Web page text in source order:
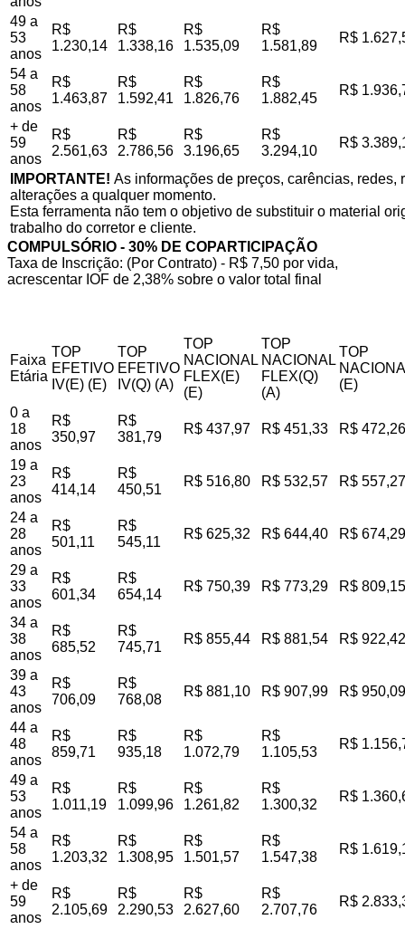
49 a
53
anos
R$
1.230,14
R$
1.338,16
R$
1.535,09
R$
1.581,89
R$
54 a
58
anos
R$
1.463,87
R$
1.592,41
R$
1.826,76
R$
1.882,45
R$
+ de
59
anos
R$
2.561,63
R$
2.786,56
R$
3.196,65
R$
3.294,10
R$
IMPORTANTE! As informações de preços, carências,
alterações a qualquer momento.
Esta ferramenta não tem o objetivo de substituir o material
trabalho do corretor e cliente.
COMPULSÓRIO - 30% DE COPARTICIPAÇÃO
Taxa de Inscrição: (Por Contrato) - R$ 7,50 por vida,
acrescentar IOF de 2,38% sobre o valor total final
Faixa
Etária
TOP
EFETIVO
IV(E) (E)
TOP
EFETIVO
IV(Q) (A)
TOP
NACIONAL
FLEX(E)
(E)
TOP
NACIONAL
FLEX(Q)
(A)
TOP
(E)
0 a
18
anos
R$
350,97
R$
381,79
R$ 437,97 R$ 451,33 R$ 472,26
19 a
23
anos
R$
414,14
R$
450,51
R$ 516,80 R$ 532,57 R$ 557,27
24 a
28
anos
R$
501,11
R$
545,11
R$ 625,32 R$ 644,40 R$ 674,29
29 a
33
anos
R$
601,34
R$
654,14
R$ 750,39 R$ 773,29 R$ 809,15
34 a
38
anos
R$
685,52
R$
745,71
R$ 855,44 R$ 881,54 R$ 922,42
39 a
43
anos
R$
706,09
R$
768,08
R$ 881,10 R$ 907,99 R$ 950,09
44 a
48
anos
R$
859,71
R$
935,18
R$
1.072,79
R$
1.105,53
R$
49 a
53
anos
R$
1.011,19
R$
1.099,96
R$
1.261,82
R$
1.300,32
R$
54 a
58
anos
R$
1.203,32
R$
1.308,95
R$
1.501,57
R$
1.547,38
R$
+ de
59
anos
R$
2.105,69
R$
2.290,53
R$
2.627,60
R$
2.707,76
R$